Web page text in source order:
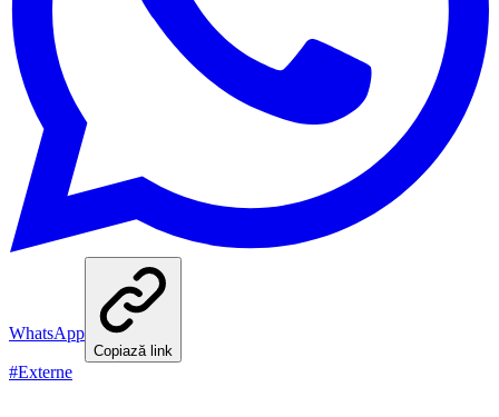
WhatsApp
Copiază link
#Externe